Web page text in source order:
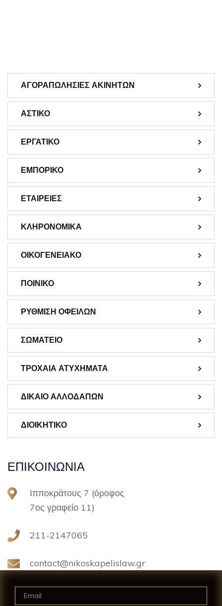
ΑΓΟΡΑΠΩΛΗΣΙΕΣ ΑΚΙΝΗΤΩΝ
ΑΣΤΙΚΟ
ΕΡΓΑΤΙΚΟ
ΕΜΠΟΡΙΚΟ
ΕΤΑΙΡΕΙΕΣ
ΚΛΗΡΟΝΟΜΙΚΑ
ΟΙΚΟΓΕΝΕΙΑΚΟ
ΠΟΙΝΙΚΟ
ΡΥΘΜΙΣΗ ΟΦΕΙΛΩΝ
ΣΩΜΑΤΕΙΟ
ΤΡΟΧΑΙΑ ΑΤΥΧΗΜΑΤΑ
ΔΙΚΑΙΟ ΑΛΛΟΔΑΠΩΝ
ΔΙΟΙΚΗΤΙΚΟ
ΕΠΙΚΟΙΝΩΝΙΑ
Ιπποκράτους 7 (όροφος
7ος γραφείο 11)
211-2147065
contact@nikoskapelislaw.gr